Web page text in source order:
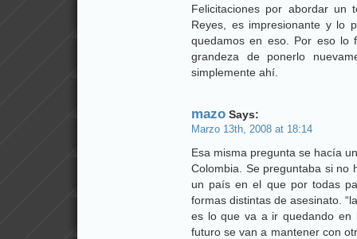
Felicitaciones por abordar un
Reyes, es impresionante y lo
quedamos en eso. Por eso lo
grandeza de ponerlo
simplemente ahí.
mazo Says:
Marzo 13th, 2008 at 18:14
Esa misma pregunta se hacía
Colombia. Se preguntaba si no
un país en el que por todas
formas distintas de asesinato.
es lo que va a ir quedando en
futuro se van a mantener con